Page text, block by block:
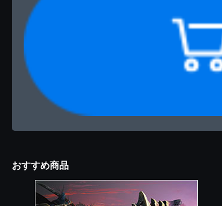
おすすめ商品